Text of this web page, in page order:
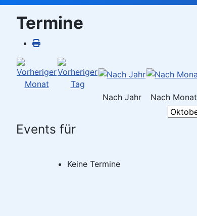
Termine
Nach Jahr Nach Monat
Events für
Keine Termine